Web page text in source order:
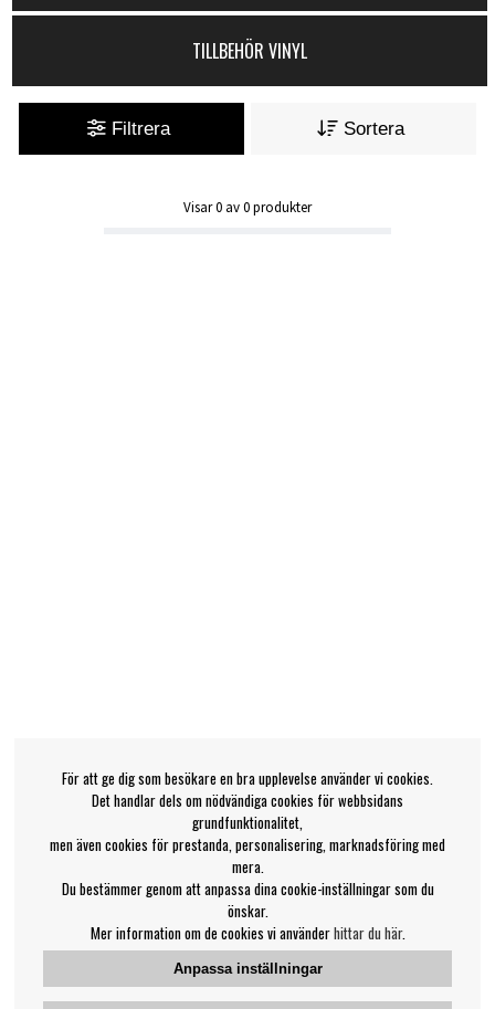
TILLBEHÖR VINYL
Filtrera Sortera
Visar0 av0produkter
För att ge dig som besökare en bra upplevelse använder vi cookies.
Det handlar dels om nödvändiga cookies för webbsidans
grundfunktionalitet,
men även cookies för prestanda, personalisering, marknadsföring med
mera.
Du bestämmer genom att anpassa dina cookie-inställningar som du
önskar.
Mer information om de cookies vi använderhittar du här.
Anpassa inställningar